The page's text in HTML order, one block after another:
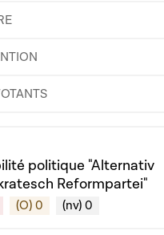
politique "Alternativ
Reformpartei"
(O) 0 (nv) 0